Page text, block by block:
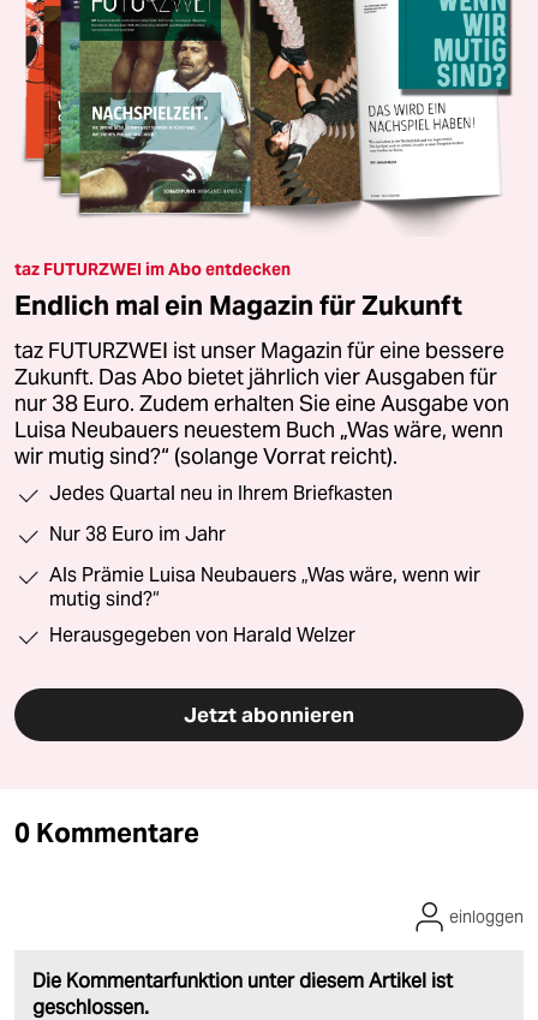
taz FUTURZWEI im Abo entdecken
Endlich mal ein Magazin für Zukunft
taz FUTURZWEI ist unser Magazin für eine bessere
Zukunft. Das Abo bietet jährlich vier Ausgaben für
nur 38 Euro. Zudem erhalten Sie eine Ausgabe von
Luisa Neubauers neuestem Buch „Was wäre, wenn
wir mutig sind?“ (solange Vorrat reicht).
Jedes Quartal neu in Ihrem Briefkasten
Nur 38 Euro im Jahr
Als Prämie Luisa Neubauers „Was wäre, wenn wir
mutig sind?“
Herausgegeben von Harald Welzer
Jetzt abonnieren
0 Kommentare
Die Kommentarfunktion unter diesem Artikel ist
geschlossen.
einloggen